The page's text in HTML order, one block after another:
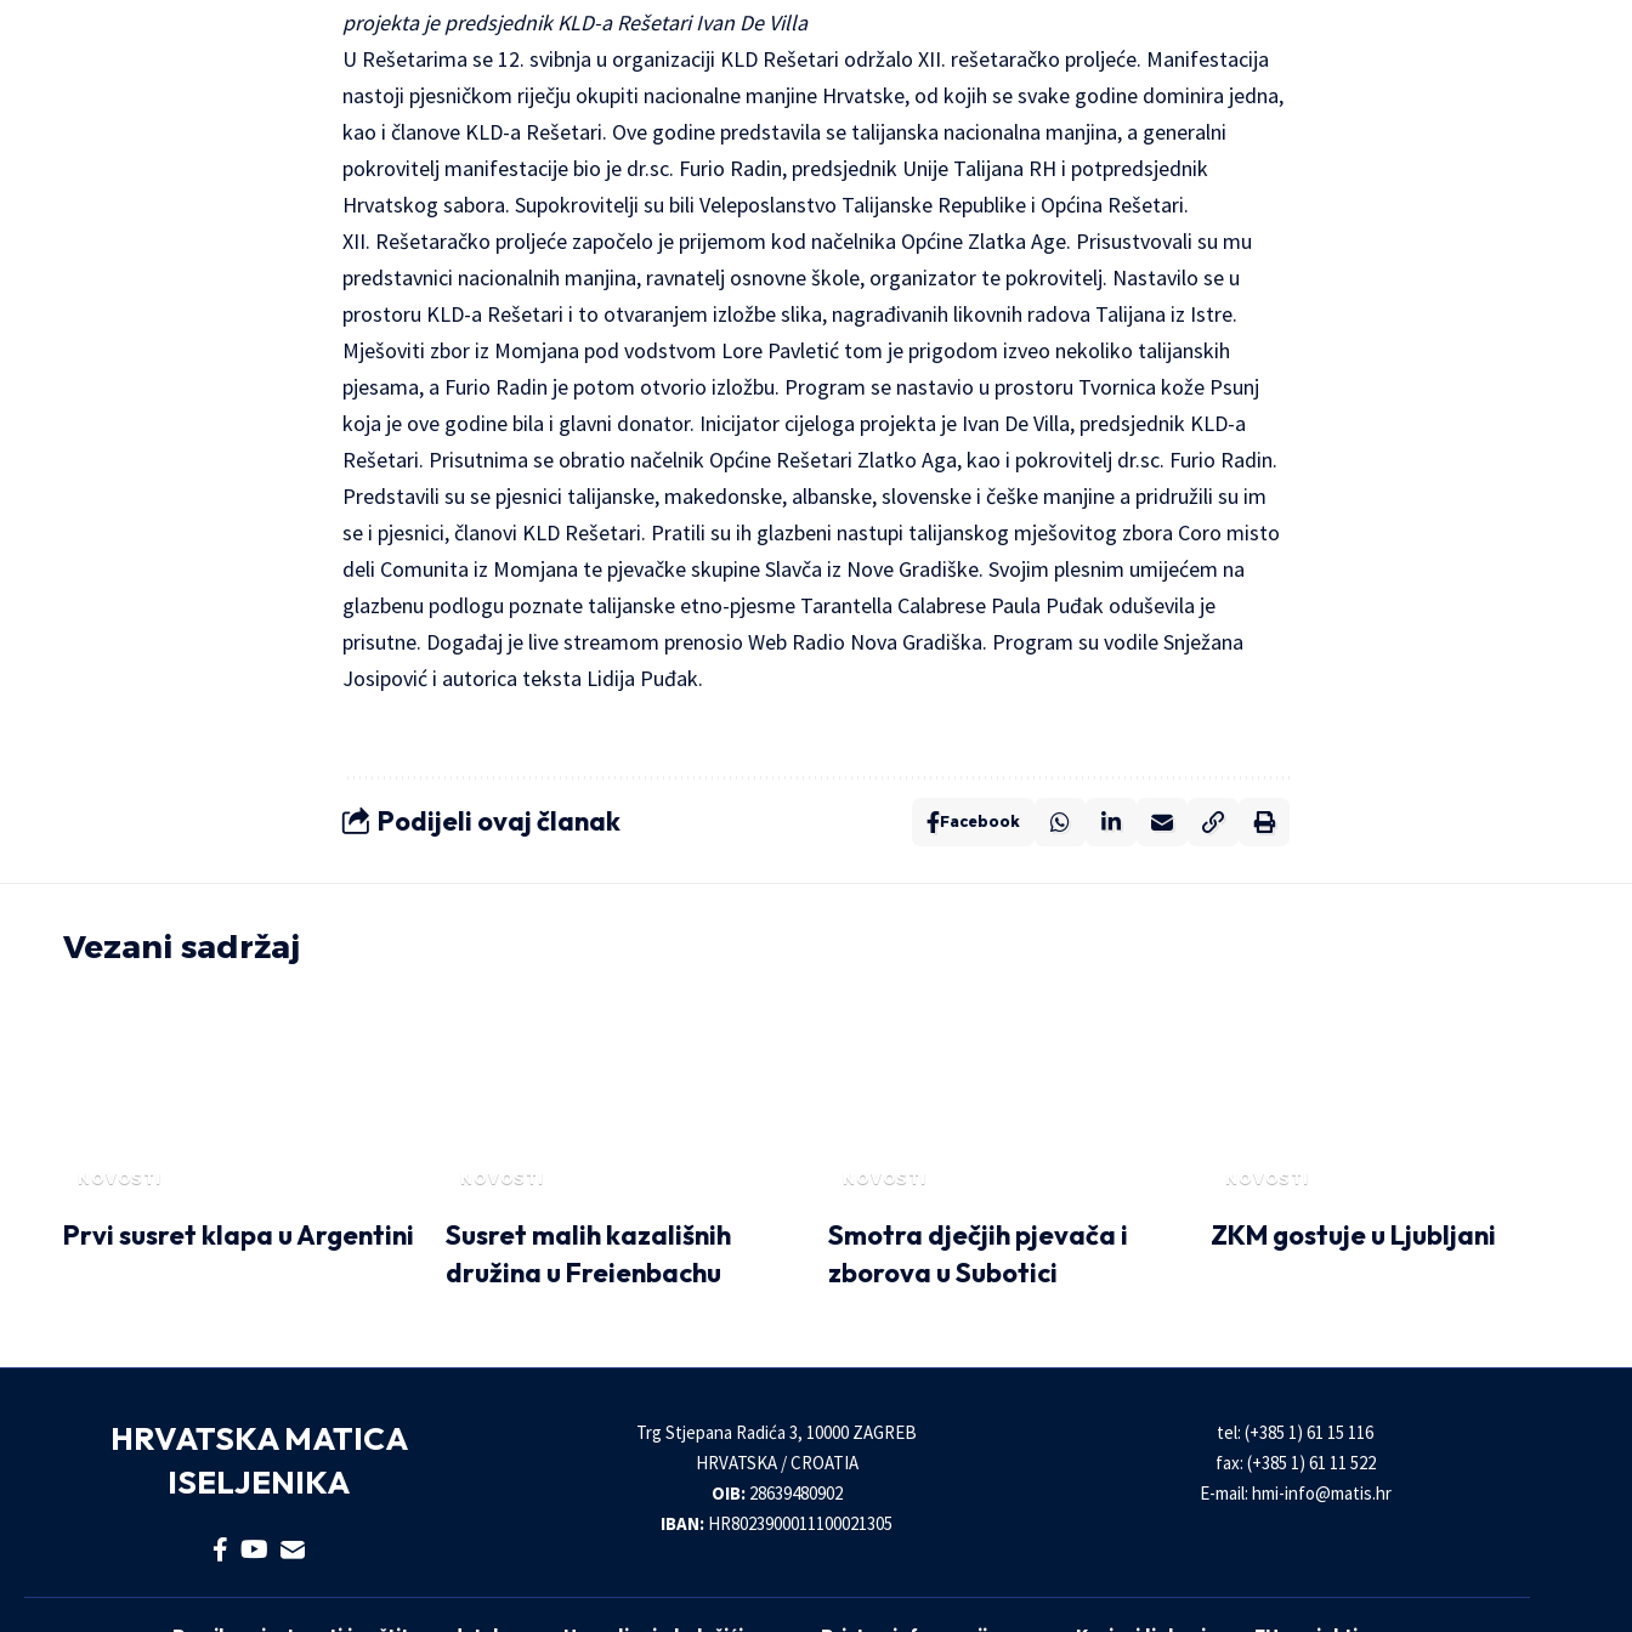
projekta je predsjednik KLD-a Rešetari Ivan De Villa
U Rešetarima se 12. svibnja u organizaciji KLD Rešetari održalo XII. rešetaračko proljeće. Manifestacija
nastoji pjesničkom riječju okupiti nacionalne manjine Hrvatske, od kojih se svake godine dominira jedna,
kao i članove KLD-a Rešetari. Ove godine predstavila se talijanska nacionalna manjina, a generalni
pokrovitelj manifestacije bio je dr.sc. Furio Radin, predsjednik Unije Talijana RH i potpredsjednik
Hrvatskog sabora. Supokrovitelji su bili Veleposlanstvo Talijanske Republike i Općina Rešetari.
XII. Rešetaračko proljeće započelo je prijemom kod načelnika Općine Zlatka Age. Prisustvovali su mu
predstavnici nacionalnih manjina, ravnatelj osnovne škole, organizator te pokrovitelj. Nastavilo se u
prostoru KLD-a Rešetari i to otvaranjem izložbe slika, nagrađivanih likovnih radova Talijana iz Istre.
Mješoviti zbor iz Momjana pod vodstvom Lore Pavletić tom je prigodom izveo nekoliko talijanskih
pjesama, a Furio Radin je potom otvorio izložbu. Program se nastavio u prostoru Tvornica kože Psunj
koja je ove godine bila i glavni donator. Inicijator cijeloga projekta je Ivan De Villa, predsjednik KLD-a
Rešetari. Prisutnima se obratio načelnik Općine Rešetari Zlatko Aga, kao i pokrovitelj dr.sc. Furio Radin.
Predstavili su se pjesnici talijanske, makedonske, albanske, slovenske i češke manjine a pridružili su im
se i pjesnici, članovi KLD Rešetari. Pratili su ih glazbeni nastupi talijanskog mješovitog zbora Coro misto
deli Comunita iz Momjana te pjevačke skupine Slavča iz Nove Gradiške. Svojim plesnim umijećem na
glazbenu podlogu poznate talijanske etno-pjesme Tarantella Calabrese Paula Puđak oduševila je
prisutne. Događaj je live streamom prenosio Web Radio Nova Gradiška. Program su vodile Snježana
Josipović i autorica teksta Lidija Puđak.
Podijeli ovaj članak Facebook
Vezani sadržaj
NOVOSTI
Prvi susret klapa u Argentini
NOVOSTI
Susret malih kazališnih
družina u Freienbachu
NOVOSTI
Smotra dječjih pjevača i
zborova u Subotici
NOVOSTI
ZKM gostuje u Ljubljani
HRVATSKA MATICA
ISELJENIKA
Trg Stjepana Radića 3, 10000 ZAGREB
HRVATSKA / CROATIA
OIB:28639480902
IBAN: HR8023900011100021305
tel: (+385 1) 61 15 116
fax: (+385 1) 61 11 522
E-mail: hmi-info@matis.hr